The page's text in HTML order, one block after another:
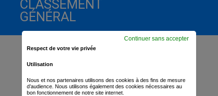
CLASSEMENT
GÉNÉRAL
Respect de votre vie privée
Utilisation
Nous et nos partenaires utilisons des cookies à des fins de mesure
d’audience. Nous utilisons également des cookies nécessaires au
bon fonctionnement de notre site internet.
Continuer sans accepter